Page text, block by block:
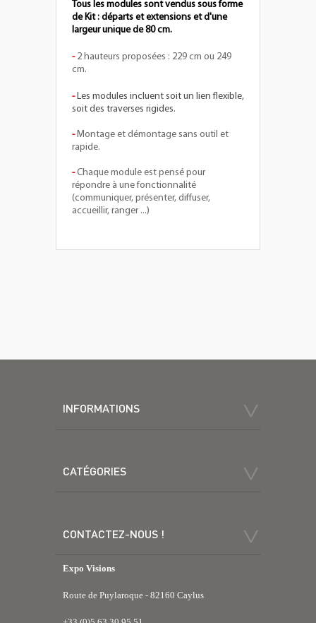
Tous les modules sont vendus sous forme
de Kit : départs et extensions et d'une
largeur unique de 80 cm.
- 2 hauteurs proposées : 229 cm ou 249
cm.
- Les modules incluent soit un lien flexible,
soit des traverses rigides.
- Montage et démontage sans outil et
rapide.
-Chaque module est pensé pour
répondre à une fonctionnalité
(communiquer, présenter, diffuser,
accueillir, ranger ...)
INFORMATIONS
CATÉGORIES
CONTACTEZ-NOUS !
Expo Visions
Route de Puylaroque - 82160 Caylus